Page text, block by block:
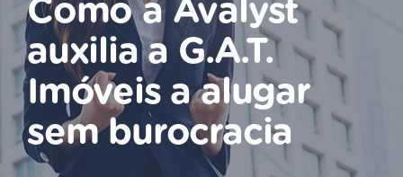
Como a Avalyst
auxilia a G.A.T.
Imóveis a alugar
sem burocracia